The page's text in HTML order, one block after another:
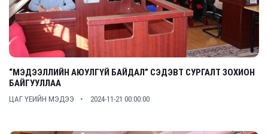
“МЭДЭЭЛЛИЙН АЮУЛГҮЙ БАЙДАЛ” СЭДЭВТ СУРГАЛТ ЗОХИОН
БАЙГУУЛЛАА
ЦАГ ҮЕИЙН МЭДЭЭ 2024-11-21 00:00:00